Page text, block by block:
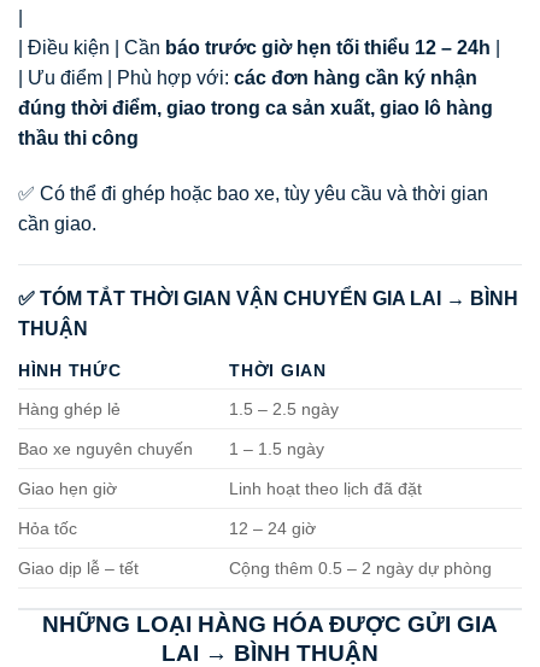
| Điều kiện | Cần báo trước giờ hẹn tối thiểu 12 – 24h
| Ưu điểm | Phù hợp với: các đơn hàng cần ký nhận
đúng thời điểm, giao trong ca sản xuất, giao lô hàng
thầu thi công
✅ Có thể đi ghép hoặc bao xe, tùy yêu cầu và thời gian
cần giao.
✅ TÓM TẮT THỜI GIAN VẬN CHUYỂN GIA LAI → BÌNH
THUẬN
HÌNH THỨC
THỜI GIAN
Hàng ghép lẻ
1.5 – 2.5 ngày
Bao xe nguyên chuyến 1 – 1.5 ngày
Giao hẹn giờ Linh hoạt theo lịch đã đặt
Hỏa tốc 12 – 24 giờ
Giao dịp lễ – tết Cộng thêm 0.5 – 2 ngày dự phòng
NHỮNG LOẠI HÀNG HÓA ĐƯỢC GỬI GIA
LAI → BÌNH THUẬN